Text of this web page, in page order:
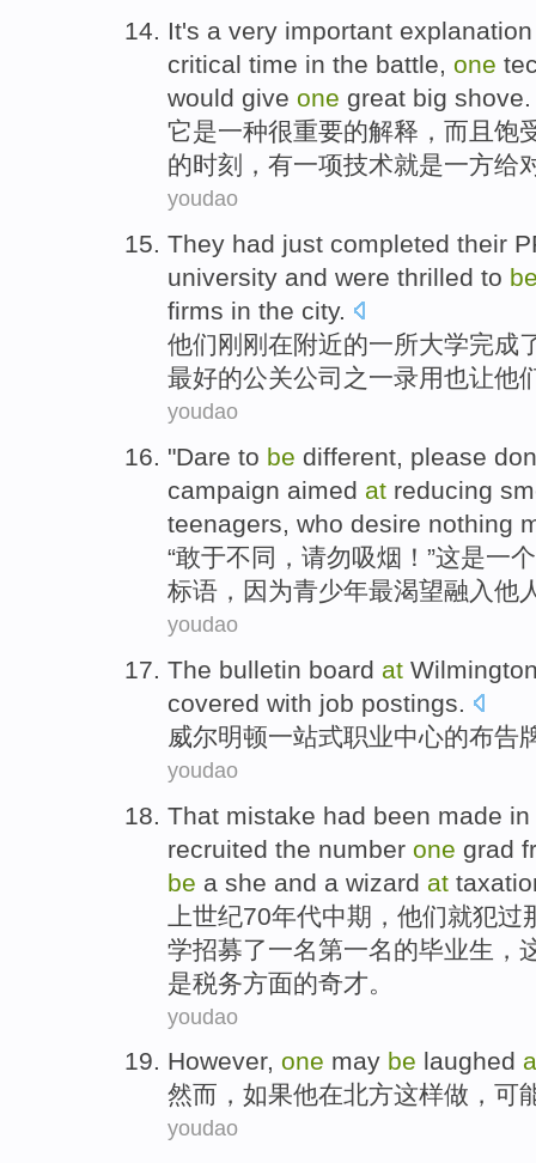
It's a very important explanation
critical time in the battle, one
would give one great big shove.
它是一种很重要的解释 ， 而且 饱
的时刻 ，有一项技术就是一方给
youdao
They had just completed their
university and were thrilled to
firms in the city.
他们 刚刚 在附近的一所大学完成
最好的公关公司 之一录用也让他
youdao
"Dare to be different, please
campaign aimed at reducing
teenagers, who desire nothing
“敢于不同 ， 请勿吸烟 ！”这是一个
标语，因为青少年最渴望融入他
youdao
The bulletin board at
covered with job postings.
威尔明顿一站式职业中心的布告
youdao
That mistake had been made in
recruited the number one grad
be a she and a wizard at
上世纪70年代中期， 他们就犯过
学招募了一名第一名的毕业生 ，
是税务方面的奇才。
youdao
However, one may be laughed
然而 ， 如果他在北方这样做 ， 可
youdao